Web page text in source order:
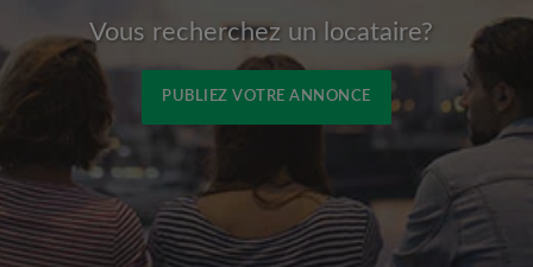
Vous recherchez un locataire?
PUBLIEZ VOTRE ANNONCE
Nous ne publierons jamais sur votre page sans
votre accord